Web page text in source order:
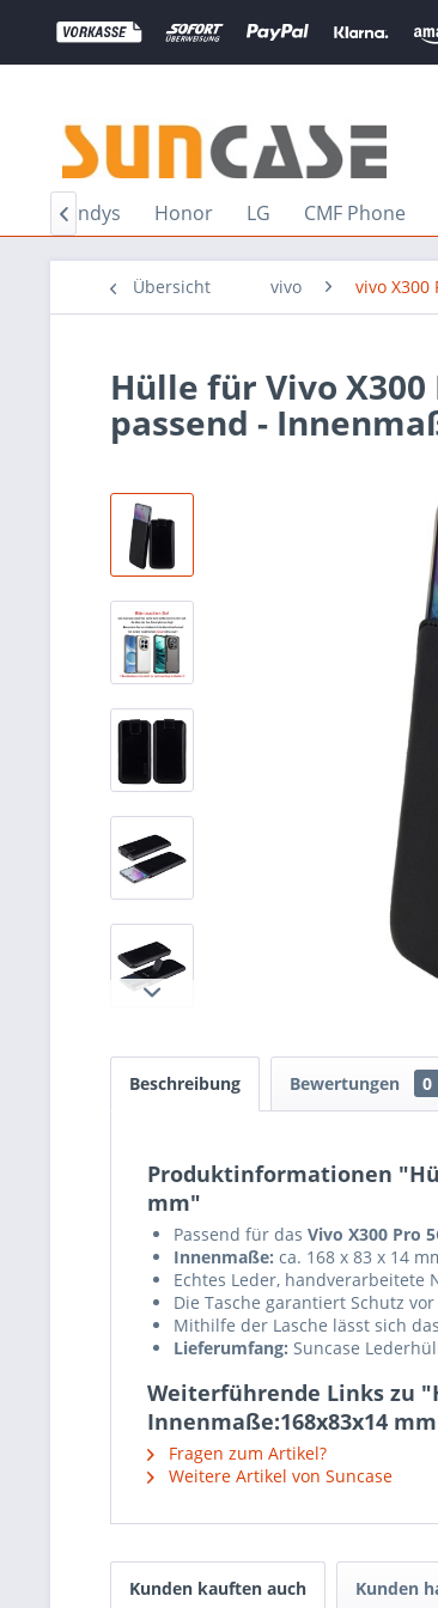
Handys Honor LG CMF Phone

Übersicht vivo vivo X300
Hülle für Vivo
passend -
Beschreibung Bewertungen 0
Produktinformationen
mm"
Passend für das Vivo X300 Pro
Innenmaße: ca. 168 x 83 x 14
Echtes Leder, handverarbeitete
Die Tasche garantiert Schutz
Mithilfe der Lasche lässt sich
Lieferumfang: Suncase
Weiterführende Links zu
Innenmaße:168x83x14
Fragen zum Artikel?
Weitere Artikel von Suncase
Kunden kauften auch Kunden